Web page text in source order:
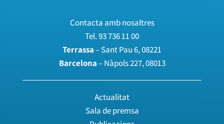
Contacta amb nosaltres
Tel.93 736 11 00
Terrassa– Sant Pau 6, 08221
Barcelona– Nàpols 227, 08013
Actualitat
Sala de premsa